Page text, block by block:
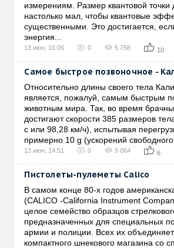
измерениям. Размер квантовой точки
настолько мал, чтобы квантовые
существенными. Это достигается,
энергия...
13 июн, 16:06 0 5 758 10
Самое быстрое позвоночное -
Относительно длины своего тела
является, пожалуй, самым быстрым
животным мира. Так, во время
достигают скорости 385 размеров
с или 98,28 км/ч), испытывая
примерно 10 g (ускорений свободного
13 июн, 14:51 0 5 064 6
Пистолеты-пулеметы Calico
В самом конце 80-х годов
(CALICO -California Instrument
целое семейство образцов
предназначенных для специальных
армии и полиции. Всех их
компактного шнекового магазина со